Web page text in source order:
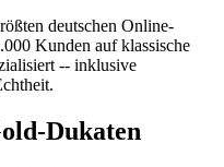
deutschen Online-
Kunden auf klassische
-- inklusive
Dukaten